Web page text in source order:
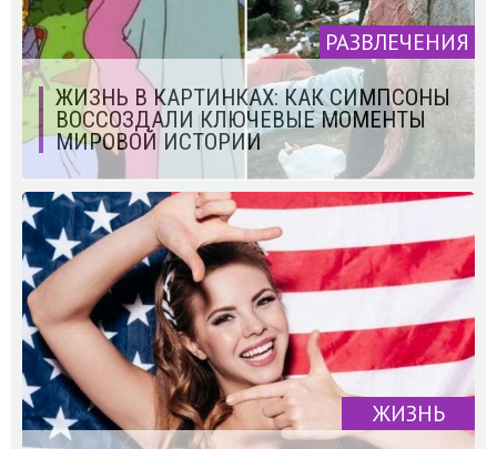
РАЗВЛЕЧЕНИЯ
ЖИЗНЬ В КАРТИНКАХ: КАК СИМПСОНЫ
ВОССОЗДАЛИ КЛЮЧЕВЫЕ МОМЕНТЫ
МИРОВОЙ ИСТОРИИ
ЖИЗНЬ